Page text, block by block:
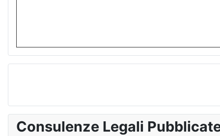
Consulenze Legali